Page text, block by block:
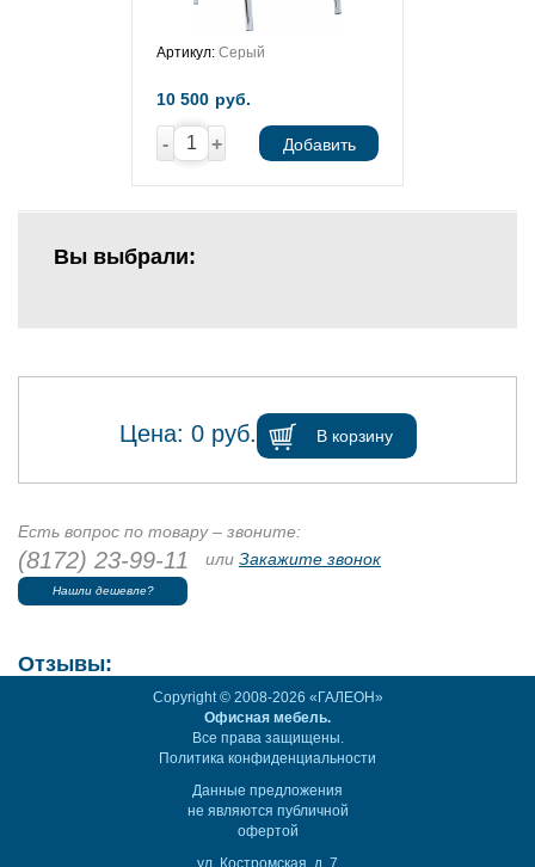
Артикул: Серый
10 500 руб.
- + Добавить
Вы выбрали:
Цена: 0руб. В корзину
Есть вопрос по товару – звоните:
(8172) 23-99-11 или Закажите звонок
Нашли дешевле?
Отзывы:
Copyright © 2008-2026 «ГАЛЕОН»
Офисная мебель.
Все права защищены.
Политика конфиденциальности
Данные предложения
не являются публичной
офертой
ул. Костромская, д. 7